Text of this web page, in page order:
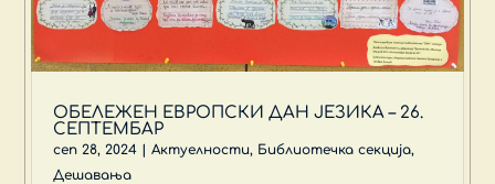
ОБЕЛЕЖЕН ЕВРОПСКИ ДАН ЈЕЗИКА – 26.
СЕПТЕМБАР
сеп 28, 2024 |Актуелности, Библиотечка секција,
Дешавања